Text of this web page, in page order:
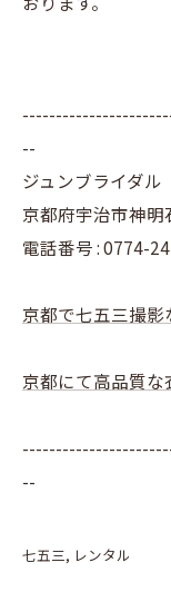
--
ジュンブライダル
京都府宇治市神
電話番号 : 0774-
京都で七五三撮影
京都にて高品質な
--
七五三 レンタル